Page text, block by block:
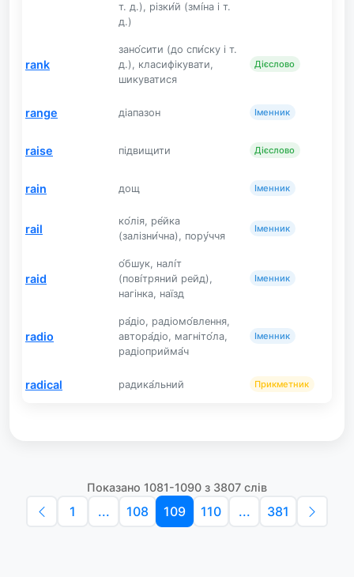
т. д.), різки́й (змі́на і т.
д.)
rank
зано́сити (до спи́ску і т.
д.), класифікувати,
шикуватися
Дієслово
range діапазон Іменник
raise підвищити Дієслово
rain дощ Іменник
rail
ко́лія, ре́йка
(залізни́чна), пору́ччя
Іменник
raid
о́бшук, налі́т
(пові́тряний рейд),
нагінка, наїзд
Іменник
radio
ра́діо, радіомо́влення,
автора́діо, магніто́ла,
радіоприйма́ч
Іменник
radical радика́льний Прикметник
Показано 1081-1090 з 3807 слів
1 ... 108 109 110 ... 381